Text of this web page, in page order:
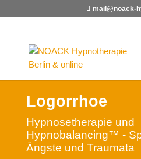
mail@noack-
Logorrhoe
Hypnosetherapie und
Hypnobalancing™ -
Ängste und Traumata